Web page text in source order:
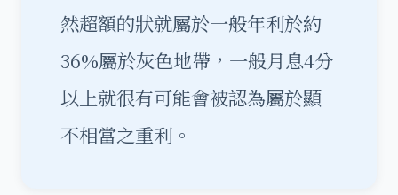
然超額的狀就屬於一般年利於約
36%屬於灰色地帶，一般月息4分
以上就很有可能會被認為屬於顯
不相當之重利。